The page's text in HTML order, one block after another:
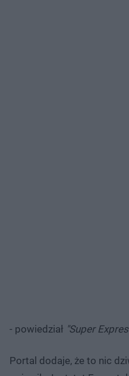
- powiedział "Super
Portal dodaje, że to nic